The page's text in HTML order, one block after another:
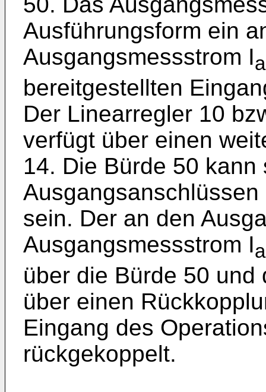
Ausführungsform ein
Ausgangsmessstrom Ia
bereitgestellten
Der Linearregler 10
verfügt über einen
14. Die Bürde 50 kann
sein. Der an den
Ausgangsmessstrom Ia
über die Bürde 50
über einen
Eingang des
rückgekoppelt.